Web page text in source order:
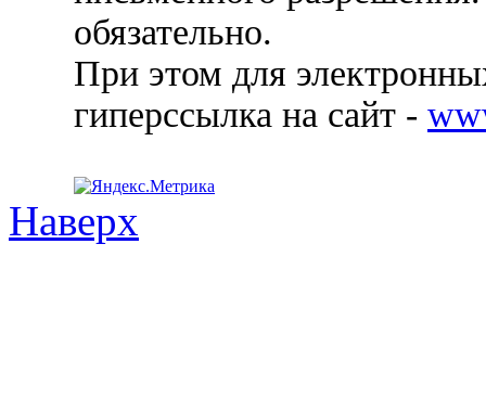
обязательно.
При этом для
гиперссылка на сайт -
Наверх